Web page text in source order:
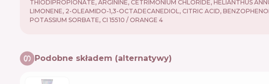
THIODIPROPIONATE, ARGININE, CETRIMONIUM CHLORIDE, HELIANTHUS
LIMONENE, 2-OLEAMIDO-1,3-OCTADECANEDIOL, CITRIC ACID,
POTASSIUM SORBATE, CI 15510 / ORANGE 4
Podobne składem (alternatywy)